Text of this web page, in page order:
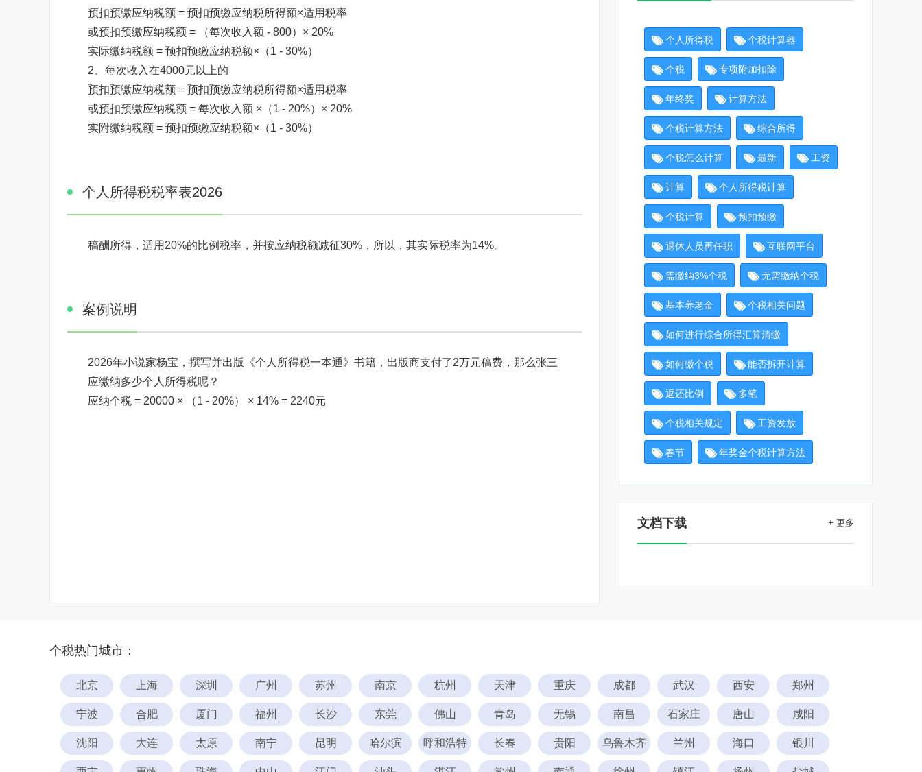
预扣预缴应纳税额 = 预扣预缴应纳税所得额×适用税率
或预扣预缴应纳税额 = （每次收入额 - 800）× 20%
实际缴纳税额 = 预扣预缴应纳税额×（1 - 30%）
2、每次收入在4000元以上的
预扣预缴应纳税额 = 预扣预缴应纳税所得额×适用税率
或预扣预缴应纳税额 = 每次收入额 ×（1 - 20%）× 20%
实附缴纳税额 = 预扣预缴应纳税额×（1 - 30%）
个人所得税税率表2026
稿酬所得，适用20%的比例税率，并按应纳税额减征30%，所以，其实际税率为14%。
案例说明
2026年小说家杨宝，撰写并出版《个人所得税一本通》书籍，出版商支付了2万元稿费，那么张三
应缴纳多少个人所得税呢？
应纳个税 = 20000 × （1 - 20%） × 14% = 2240元
个人所得税 个税计算器
个税 专项附加扣除
年终奖 计算方法
个税计算方法 综合所得
个税怎么计算 最新 工资
计算 个人所得税计算
个税计算 预扣预缴
退休人员再任职 互联网平台
需缴纳3%个税 无需缴纳个税
基本养老金 个税相关问题
如何进行综合所得汇算清缴
如何缴个税 能否拆开计算
返还比例 多笔
个税相关规定 工资发放
春节 年奖金个税计算方法
文档下载 + 更多
个税热门城市：
北京 上海 深圳 广州 苏州 南京 杭州 天津 重庆 成都 武汉 西安 郑州
宁波 合肥 厦门 福州 长沙 东莞 佛山 青岛 无锡 南昌 石家庄 唐山 咸阳
沈阳 大连 太原 南宁 昆明 哈尔滨 呼和浩特 长春 贵阳 乌鲁木齐 兰州 海口 银川